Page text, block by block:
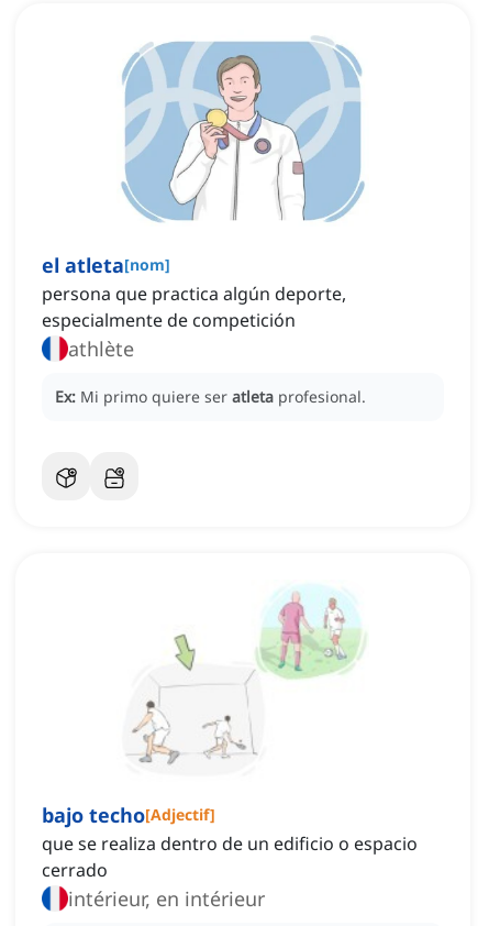
el atleta[nom]
persona que practica algún deporte,
especialmente de competición
athlète
Ex: Mi primo quiere ser atleta profesional.
bajo techo[Adjectif]
que se realiza dentro de un edificio o espacio
cerrado
intérieur, en intérieur